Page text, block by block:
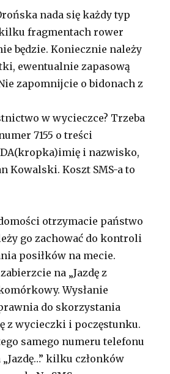
nada się każdy typ
fragmentach rower
będzie. Koniecznie należy
ewentualnie zapasową
zapomnijcie o bidonach z
w wycieczce? Trzeba
7155 o treści
i nazwisko,
Kowalski. Koszt SMS-a to
otrzymacie państwo
go zachować do kontroli
posiłków na mecie.
na „Jazdę z
Wysłanie
do skorzystania
z wycieczki i poczęstunku.
samego numeru telefonu
kilku członków